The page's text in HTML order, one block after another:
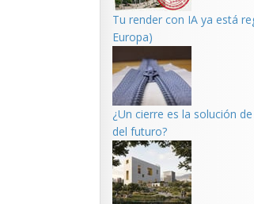
Tu render con IA ya está
Europa)
¿Un cierre es la solución
del futuro?